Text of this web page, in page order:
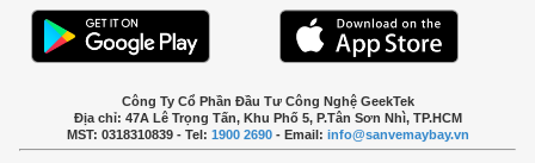
Công Ty Cổ Phần Đầu Tư Công Nghệ GeekTek
Địa chỉ: 47A Lê Trọng Tấn, Khu Phố 5, P.Tân Sơn Nhì, TP.HCM
MST: 0318310839 - Tel: 1900 2690- Email: info@sanvemaybay.vn